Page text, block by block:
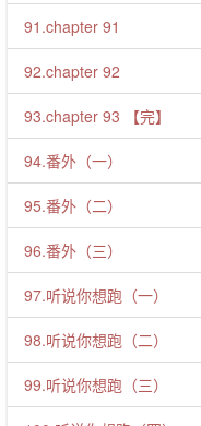
91.chapter 91
92.chapter 92
93.chapter 93 【完】
94.番外（一）
95.番外（二）
96.番外（三）
97.听说你想跑（一）
98.听说你想跑（二）
99.听说你想跑（三）